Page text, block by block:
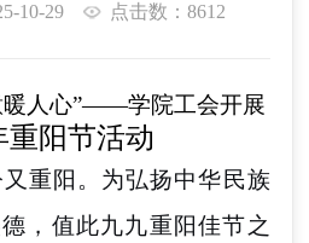
10-29 点击数：8612
人心”——学院工会开展
重阳节活动
重阳。为弘扬中华民族
，值此九九重阳佳节之